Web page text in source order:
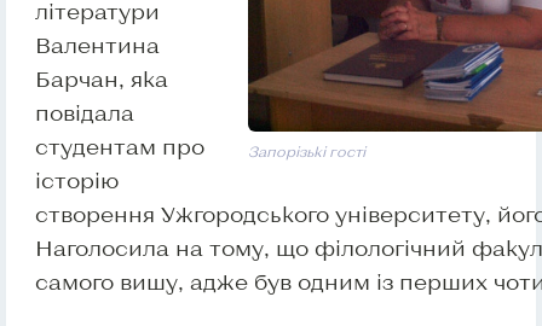
Запорізькі гості
літератури
Валентина
Барчан, яка
повідала
студентам про
історію
створення Ужгородського університету,
Наголосила на тому, що філологічний
самого вишу, адже був одним із перших